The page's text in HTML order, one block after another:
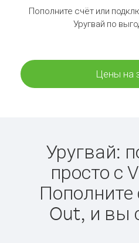
Пополните счёт или
Уругвай по
Цены на
Уругвай:
просто с
Пополните
Out, и вы